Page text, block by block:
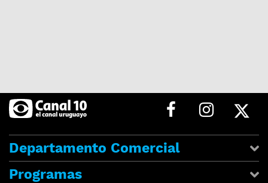
Departamento Comercial
Programas